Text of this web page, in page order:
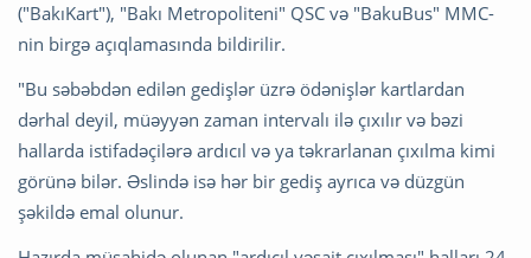
("BakıKart"), "Bakı Metropoliteni" QSC və "BakuBus" MMC-
nin birgə açıqlamasında bildirilir.
"Bu səbəbdən edilən gedişlər üzrə ödənişlər kartlardan
dərhal deyil, müəyyən zaman intervalı ilə çıxılır və bəzi
hallarda istifadəçilərə ardıcıl və ya təkrarlanan çıxılma kimi
görünə bilər. Əslində isə hər bir gediş ayrıca və düzgün
şəkildə emal olunur.